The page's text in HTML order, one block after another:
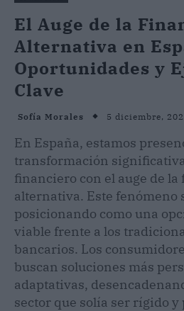
El Auge de la
Alternativa en
Oportunidades y
Clave
Sofía Morales 5 diciembre,
En España, estamos
transformación
financiero con el auge de
alternativa. Este fenómeno
posicionando como una
viable frente a los
bancarios. Los
buscan soluciones más
adaptativas,
sector que solía ser rígido y